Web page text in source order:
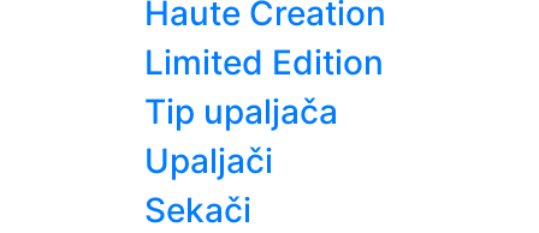
Haute Creation
Limited Edition
Tip upaljača
Upaljači
Sekači